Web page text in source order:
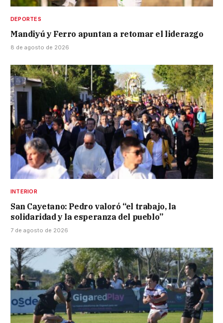
DEPORTES
Mandiyú y Ferro apuntan a retomar el liderazgo
8 de agosto de 2026
INTERIOR
San Cayetano: Pedro valoró “el trabajo, la
solidaridad y la esperanza del pueblo”
7 de agosto de 2026